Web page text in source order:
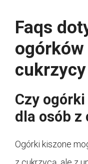
Faqs
cukrzycy
Czy
dla osób z
Ogórki kiszone